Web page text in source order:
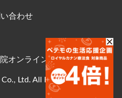
合わせ
オンラインストア
Ltd. All Rights Reserved.